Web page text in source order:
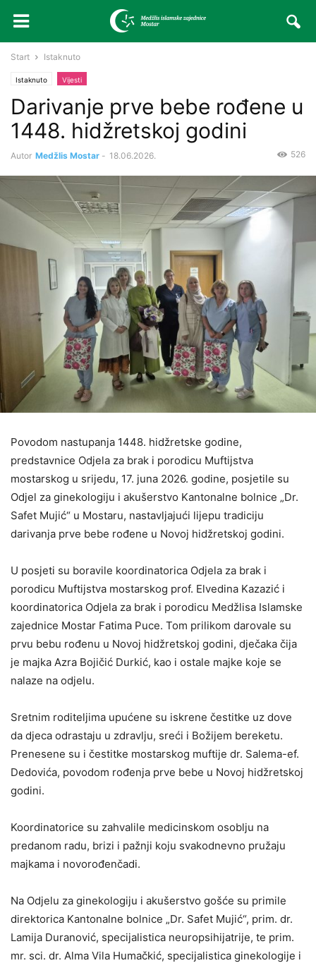
Start Istaknuto
Istaknuto Vijesti
Darivanje prve bebe rođene u
1448. hidžretskoj godini
Autor Medžlis Mostar - 18.06.2026. 526
Povodom nastupanja 1448. hidžretske godine,
predstavnice Odjela za brak i porodicu Muftijstva
mostarskog u srijedu, 17. juna 2026. godine, posjetile su
Odjel za ginekologiju i akušerstvo Kantonalne bolnice „Dr.
Safet Mujić“ u Mostaru, nastavljajući lijepu tradiciju
darivanja prve bebe rođene u Novoj hidžretskoj godini.
U posjeti su boravile koordinatorica Odjela za brak i
porodicu Muftijstva mostarskog prof. Elvedina Kazazić i
koordinatorica Odjela za brak i porodicu Medžlisa Islamske
zajednice Mostar Fatima Puce. Tom prilikom darovale su
prvu bebu rođenu u Novoj hidžretskoj godini, dječaka čija
je majka Azra Bojičić Durkić, kao i ostale majke koje se
nalaze na odjelu.
Sretnim roditeljima upućene su iskrene čestitke uz dove
da djeca odrastaju u zdravlju, sreći i Božijem bereketu.
Prenesene su i čestitke mostarskog muftije dr. Salema-ef.
Dedovića, povodom rođenja prve bebe u Novoj hidžretskoj
godini.
Koordinatorice su zahvalile medicinskom osoblju na
predanom radu, brizi i pažnji koju svakodnevno pružaju
majkama i novorođenčadi.
Na Odjelu za ginekologiju i akušerstvo gošće su primile
direktorica Kantonalne bolnice „Dr. Safet Mujić“, prim. dr.
Lamija Duranović, specijalistica neuropsihijatrije, te prim.
mr. sci. dr. Alma Vila Humačkić, specijalistica ginekologije i